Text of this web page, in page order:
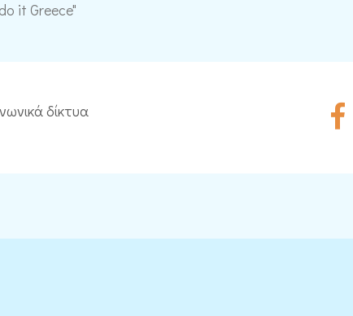
it Greece"
δίκτυα